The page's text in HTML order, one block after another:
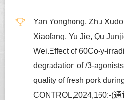
Yan Yonghong, Zhu
Xiaofang, Yu Jie, Qu
Wei.Effect of 60Co-y-
degradation of /3-
quality of fresh pork
CONTROL,2024,160:-(通